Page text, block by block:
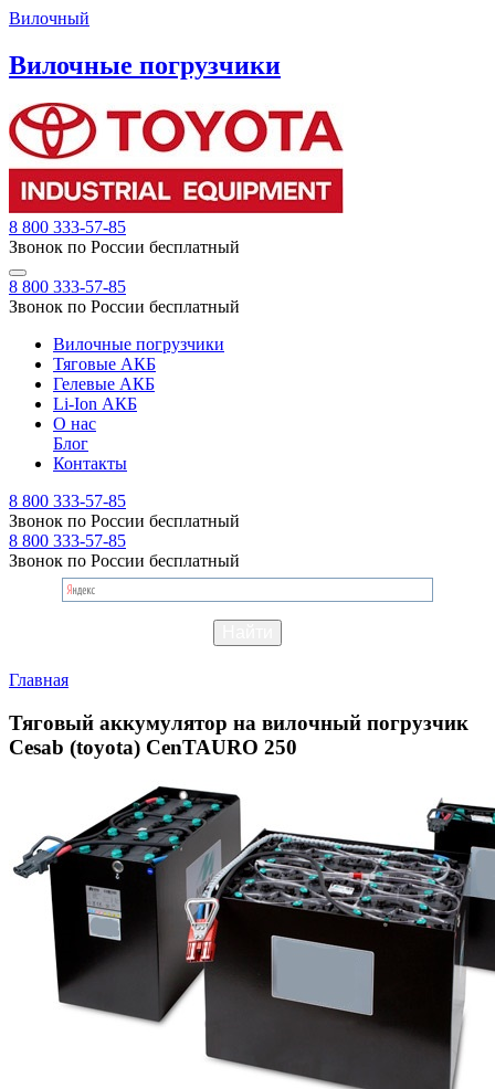
Вилочный
Вилочные погрузчики
8 800 333-57-85
Звонок по России бесплатный
8 800 333-57-85
Звонок по России бесплатный
Вилочные погрузчики
Тяговые АКБ
Гелевые АКБ
Li-Ion АКБ
О нас
Блог
Контакты
8 800 333-57-85
Звонок по России бесплатный
8 800 333-57-85
Звонок по России бесплатный
Главная
Тяговый аккумулятор на вилочный погрузчик
Cesab (toyota) CenTAURO 250